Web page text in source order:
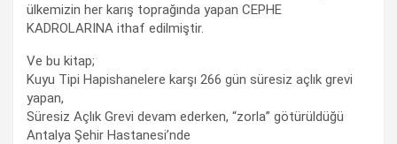
ülkemizin her karış toprağında yapan CEPHE
KADROLARINA ithaf edilmiştir.
Ve bu kitap;
Kuyu Tipi Hapishanelere karşı 266 gün süresiz açlık grevi
yapan,
Süresiz Açlık Grevi devam ederken, “zorla” götürüldüğü
Antalya Şehir Hastanesi’nde